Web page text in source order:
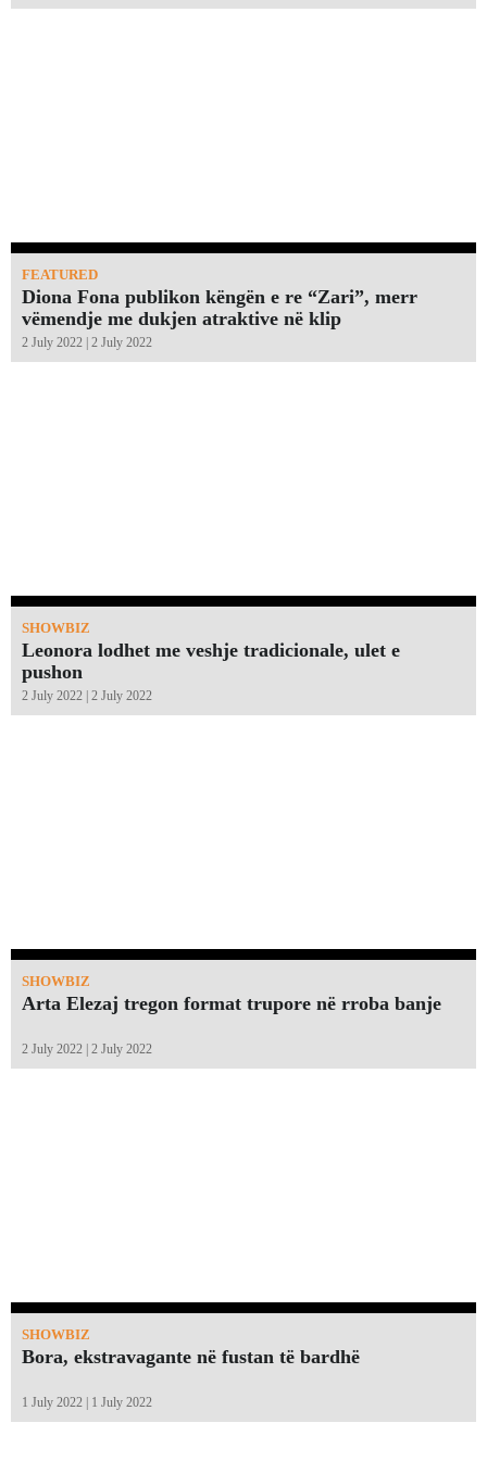
FEATURED
Diona Fona publikon këngën e re “Zari”, merr
vëmendje me dukjen atraktive në klip
2 July 2022 | 2 July 2022
SHOWBIZ
Leonora lodhet me veshje tradicionale, ulet e
pushon
2 July 2022 | 2 July 2022
SHOWBIZ
Arta Elezaj tregon format trupore në rroba banje
2 July 2022 | 2 July 2022
SHOWBIZ
Bora, ekstravagante në fustan të bardhë
1 July 2022 | 1 July 2022